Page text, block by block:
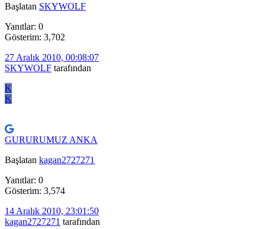
Başlatan SKYWOLF
Yanıtlar: 0
Gösterim: 3,702
27 Aralık 2010, 00:08:07
SKYWOLF tarafından
K
K
GURURUMUZ ANKA
Başlatan kagan2727271
Yanıtlar: 0
Gösterim: 3,574
14 Aralık 2010, 23:01:50
kagan2727271 tarafından